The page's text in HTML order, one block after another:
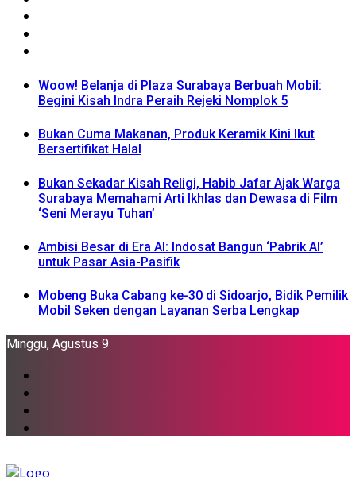
Woow! Belanja di Plaza Surabaya Berbuah Mobil:
Begini Kisah Indra Peraih Rejeki Nomplok 5
Bukan Cuma Makanan, Produk Keramik Kini Ikut
Bersertifikat Halal
Bukan Sekadar Kisah Religi, Habib Jafar Ajak Warga
Surabaya Memahami Arti Ikhlas dan Dewasa di Film
‘Seni Merayu Tuhan’
Ambisi Besar di Era AI: Indosat Bangun ‘Pabrik AI’
untuk Pasar Asia-Pasifik
Mobeng Buka Cabang ke-30 di Sidoarjo, Bidik Pemilik
Mobil Seken dengan Layanan Serba Lengkap
Minggu, Agustus 9